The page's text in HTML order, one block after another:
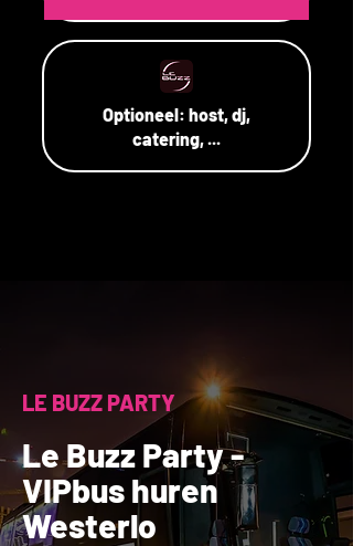
Optioneel: host, dj,
catering, ...
LE BUZZ PARTY
Le Buzz Party -
VIPbus huren
Westerlo